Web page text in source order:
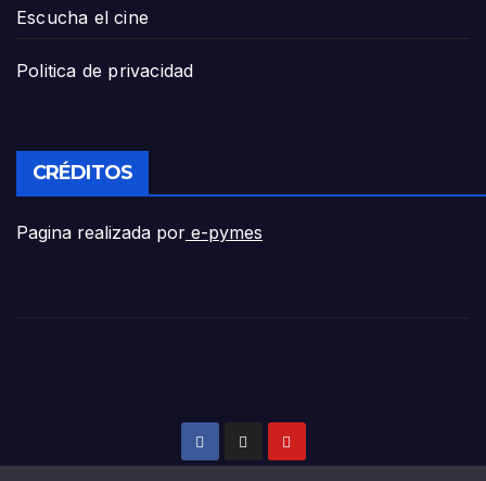
Escucha el cine
Politica de privacidad
CRÉDITOS
Pagina realizada por e-pymes